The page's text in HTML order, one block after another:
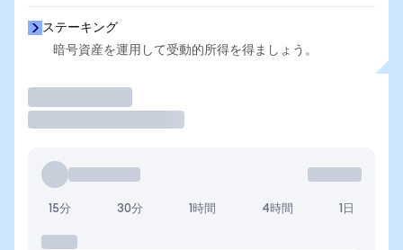
ステーキング
暗号資産を運用して受動的所得を得ましょう。
15分 30分 1時間 4時間 1日